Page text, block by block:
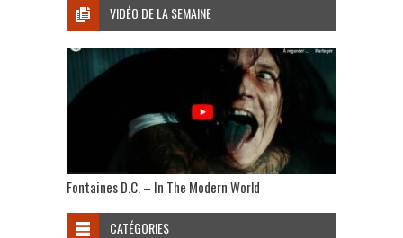
VIDÉO DE LA SEMAINE
Fontaines D.C. – In The Modern World
CATÉGORIES